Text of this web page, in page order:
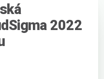
2022